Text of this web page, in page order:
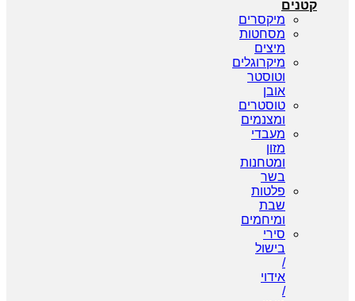
קטנים
מיקסרים
מסחטות
מיצים
מיקרוגלים
וטוסטר
אובן
טוסטרים
ומצנמים
מעבדי
מזון
ומטחנות
בשר
פלטות
שבת
ומיחמים
סירי
בישול
/
אידוי
/